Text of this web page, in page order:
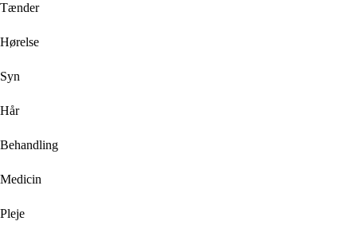
Tænder
Hørelse
Syn
Hår
Behandling
Medicin
Pleje